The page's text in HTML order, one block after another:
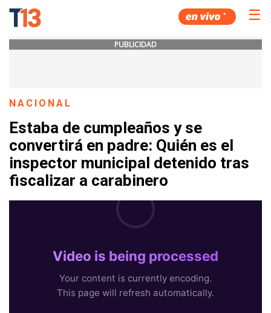
☰
PUBLICIDAD
NACIONAL
Estaba de cumpleaños y se
convertirá en padre: Quién es el
inspector municipal detenido tras
fiscalizar a carabinero